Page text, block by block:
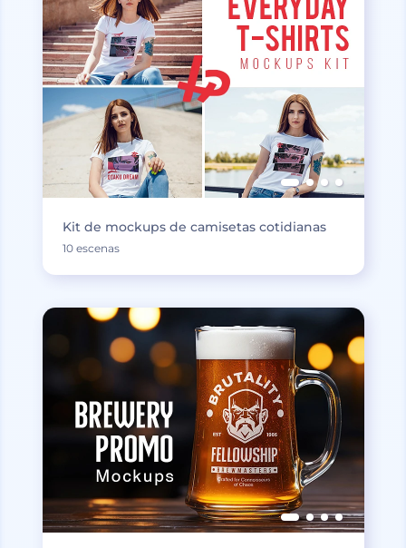
Kit de mockups de camisetas cotidianas
10 escenas